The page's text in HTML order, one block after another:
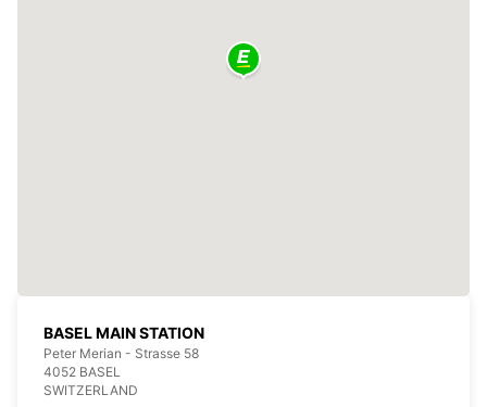
BASEL MAIN STATION
Peter Merian - Strasse 58
4052 BASEL
SWITZERLAND